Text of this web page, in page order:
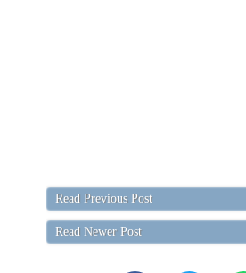
Read Previous Post
Read Newer Post